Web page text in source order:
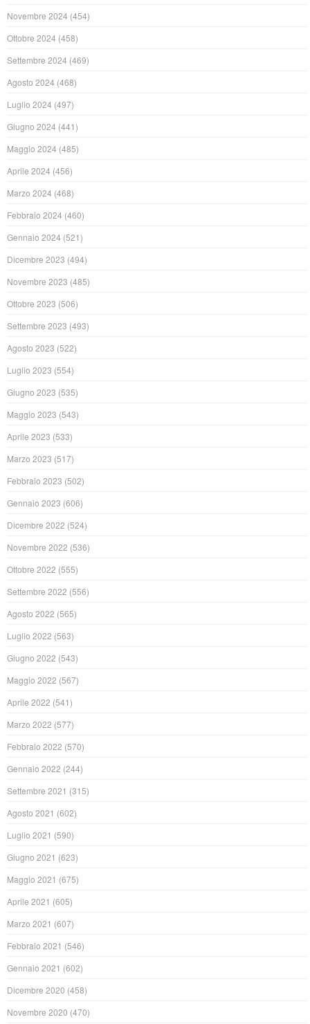
Novembre 2024 (454)
Ottobre 2024 (458)
Settembre 2024 (469)
Agosto 2024 (468)
Luglio 2024 (497)
Giugno 2024 (441)
Maggio 2024 (485)
Aprile 2024 (456)
Marzo 2024 (468)
Febbraio 2024 (460)
Gennaio 2024 (521)
Dicembre 2023 (494)
Novembre 2023 (485)
Ottobre 2023 (506)
Settembre 2023 (493)
Agosto 2023 (522)
Luglio 2023 (554)
Giugno 2023 (535)
Maggio 2023 (543)
Aprile 2023 (533)
Marzo 2023 (517)
Febbraio 2023 (502)
Gennaio 2023 (606)
Dicembre 2022 (524)
Novembre 2022 (536)
Ottobre 2022 (555)
Settembre 2022 (556)
Agosto 2022 (565)
Luglio 2022 (563)
Giugno 2022 (543)
Maggio 2022 (567)
Aprile 2022 (541)
Marzo 2022 (577)
Febbraio 2022 (570)
Gennaio 2022 (244)
Settembre 2021 (315)
Agosto 2021 (602)
Luglio 2021 (590)
Giugno 2021 (623)
Maggio 2021 (675)
Aprile 2021 (605)
Marzo 2021 (607)
Febbraio 2021 (546)
Gennaio 2021 (602)
Dicembre 2020 (458)
Novembre 2020 (470)